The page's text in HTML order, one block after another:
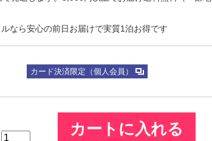
なら安心の前日お届けで実質1泊お得です
カード決済限定（個人会員）
カートに入れる